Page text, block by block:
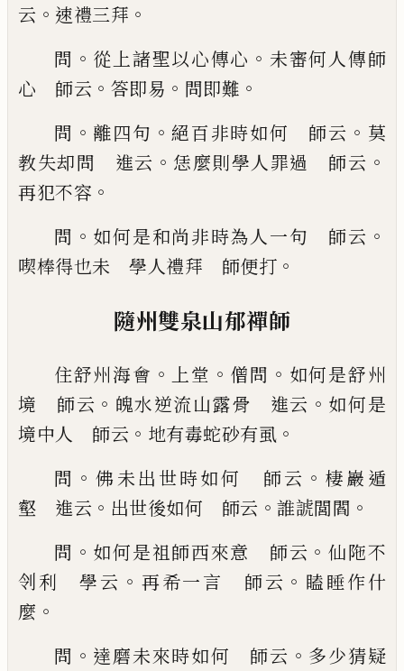
云 。 速禮三拜 。
問 。 從上諸聖以心傳心 。 未審何人傳師
心 師云 。 答即易 。 問即難 。
問 。 離四句 。絕百非時如何 師云 。 莫
教失却問 進云 。 恁麼則學人罪過 師云 。
再犯不容 。
問 。 如何是和尚非時為人一句 師云 。
喫棒得也未 學人禮拜 師便打 。
隨州雙泉山郁禪師
住舒州海會 。 上堂 。 僧問 。 如何是舒州
境 師云 。 魄水逆流山露骨 進云 。 如何是
境中人 師云 。 地有毒蛇砂有虱 。
問 。佛未出世時如何 師云 。棲巖遁
壑 進云 。 出世後如何 師云 。 誰諕閭閻 。
問 。 如何是祖師西來意 師云 。仙陁不
刢 利 學云 。 再希一言 師云 。 瞌睡作什
麼 。
問 。 達磨未來時如何 師云 。 多少猜疑